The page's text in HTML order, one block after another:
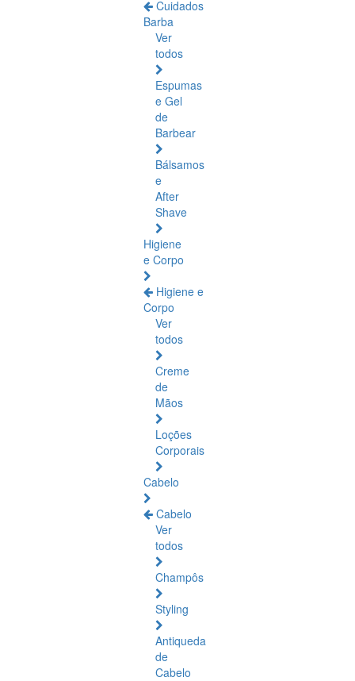
Cuidados
Barba
Ver
todos
Espumas
e Gel
de
Barbear
Bálsamos
e
After
Shave
Higiene
e Corpo
Higiene e
Corpo
Ver
todos
Creme
de
Mãos
Loções
Corporais
Cabelo
Cabelo
Ver
todos
Champôs
Styling
Antiqueda
de
Cabelo